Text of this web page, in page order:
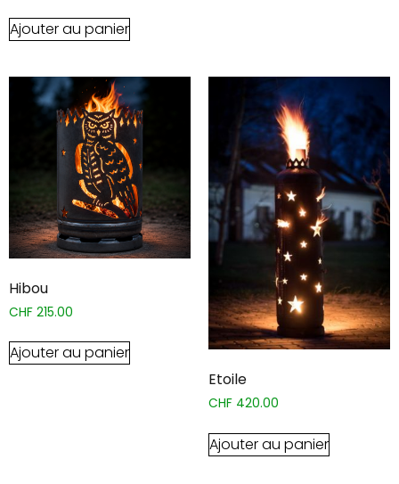
Ajouter au panier
Hibou
CHF 215.00
Ajouter au panier
Etoile
CHF 420.00
Ajouter au panier